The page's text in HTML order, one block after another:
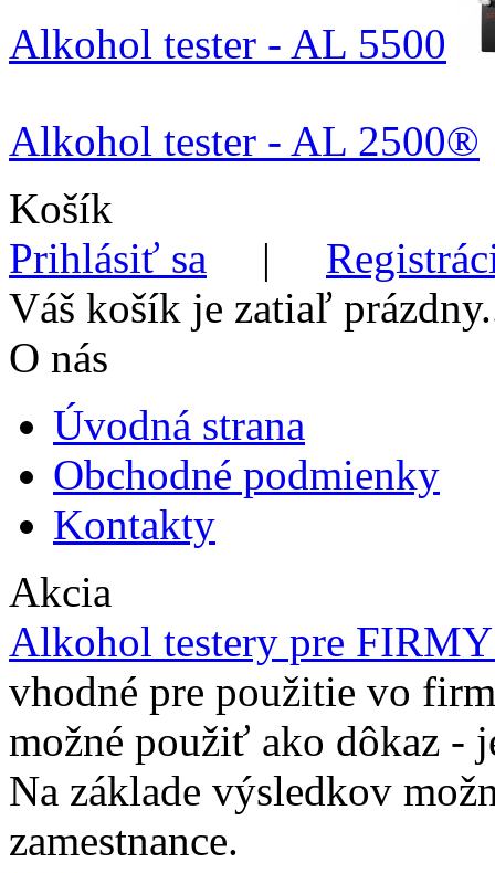
Alkohol tester - AL 5500
Alkohol tester - AL 2500®
Košík
Prihlásiť sa |
Váš košík je zatiaľ
O nás
Úvodná strana
Obchodné podmienky
Kontakty
Akcia
Alkohol testery pre
vhodné pre použitie vo
možné použiť ako dôkaz -
Na základe výsledkov
zamestnance.